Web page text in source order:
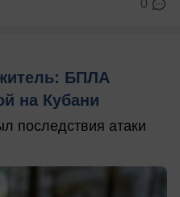
0
БПЛА
на Кубани
последствия атаки